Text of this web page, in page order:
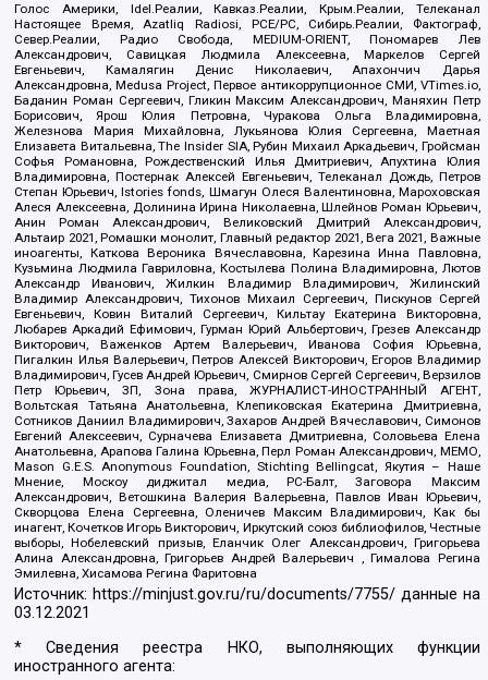
Голос Америки, Idel.Реалии, Кавказ.Реалии, Крым.Реалии, Телеканал
Настоящее Время, Azatliq Radiosi, PCE/PC, Сибирь.Реалии, Фактограф,
Север.Реалии, Радио Свобода, MEDIUM-ORIENT, Пономарев Лев
Александрович, Савицкая Людмила Алексеевна, Маркелов Сергей
Евгеньевич, Камалягин Денис Николаевич, Апахончич Дарья
Александровна, Medusa Project, Первое антикоррупционное СМИ, VTimes.io,
Баданин Роман Сергеевич, Гликин Максим Александрович, Маняхин Петр
Борисович, Ярош Юлия Петровна, Чуракова Ольга Владимировна,
Железнова Мария Михайловна, Лукьянова Юлия Сергеевна, Маетная
Елизавета Витальевна, The Insider SIA, Рубин Михаил Аркадьевич, Гройсман
Софья Романовна, Рождественский Илья Дмитриевич, Апухтина Юлия
Владимировна, Постернак Алексей Евгеньевич, Телеканал Дождь, Петров
Степан Юрьевич, Istories fonds, Шмагун Олеся Валентиновна, Мароховская
Алеся Алексеевна, Долинина Ирина Николаевна, Шлейнов Роман Юрьевич,
Анин Роман Александрович, Великовский Дмитрий Александрович,
Альтаир 2021, Ромашки монолит, Главный редактор 2021, Вега 2021, Важные
иноагенты, Каткова Вероника Вячеславовна, Карезина Инна Павловна,
Кузьмина Людмила Гавриловна, Костылева Полина Владимировна, Лютов
Александр Иванович, Жилкин Владимир Владимирович, Жилинский
Владимир Александрович, Тихонов Михаил Сергеевич, Пискунов Сергей
Евгеньевич, Ковин Виталий Сергеевич, Кильтау Екатерина Викторовна,
Любарев Аркадий Ефимович, Гурман Юрий Альбертович, Грезев Александр
Викторович, Важенков Артем Валерьевич, Иванова София Юрьевна,
Пигалкин Илья Валерьевич, Петров Алексей Викторович, Егоров Владимир
Владимирович, Гусев Андрей Юрьевич, Смирнов Сергей Сергеевич, Верзилов
Петр Юрьевич, ЗП, Зона права, ЖУРНАЛИСТ-ИНОСТРАННЫЙ АГЕНТ,
Вольтская Татьяна Анатольевна, Клепиковская Екатерина Дмитриевна,
Сотников Даниил Владимирович, Захаров Андрей Вячеславович, Симонов
Евгений Алексеевич, Сурначева Елизавета Дмитриевна, Соловьева Елена
Анатольевна, Арапова Галина Юрьевна, Перл Роман Александрович, МЕМО,
Mason G.E.S. Anonymous Foundation, Stichting Bellingcat, Якутия – Наше
Мнение, Москоу диджитал медиа, РС-Балт, Заговора Максим
Александрович, Ветошкина Валерия Валерьевна, Павлов Иван Юрьевич,
Скворцова Елена Сергеевна, Оленичев Максим Владимирович, Как бы
инагент, Кочетков Игорь Викторович, Иркутский союз библиофилов, Честные
выборы, Нобелевский призыв, Еланчик Олег Александрович, Григорьева
Алина Александровна, Григорьев Андрей Валерьевич , Гималова Регина
Эмилевна, Хисамова Регина Фаритовна
Источник:https://minjust.gov.ru/ru/documents/7755/ данные на
03.12.2021
* Сведения реестра НКО, выполняющих функции
иностранного агента: